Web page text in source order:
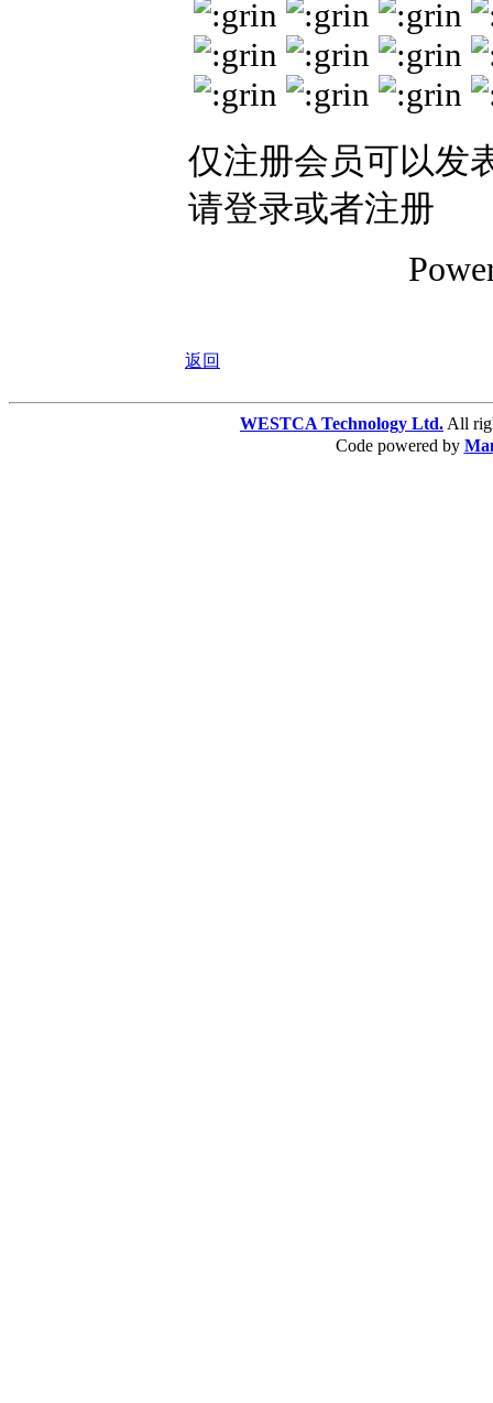
仅注册会员可以发
请登录或者注册
返回
WESTCA Technology Ltd. All
Code powered by